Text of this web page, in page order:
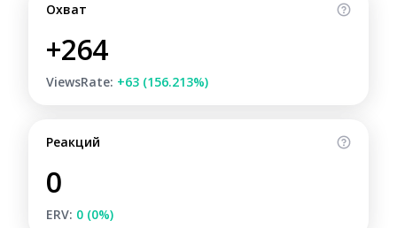
Охват
+264
ViewsRate: +63 (156.213%)
Реакций
0
ERV: 0 (0%)